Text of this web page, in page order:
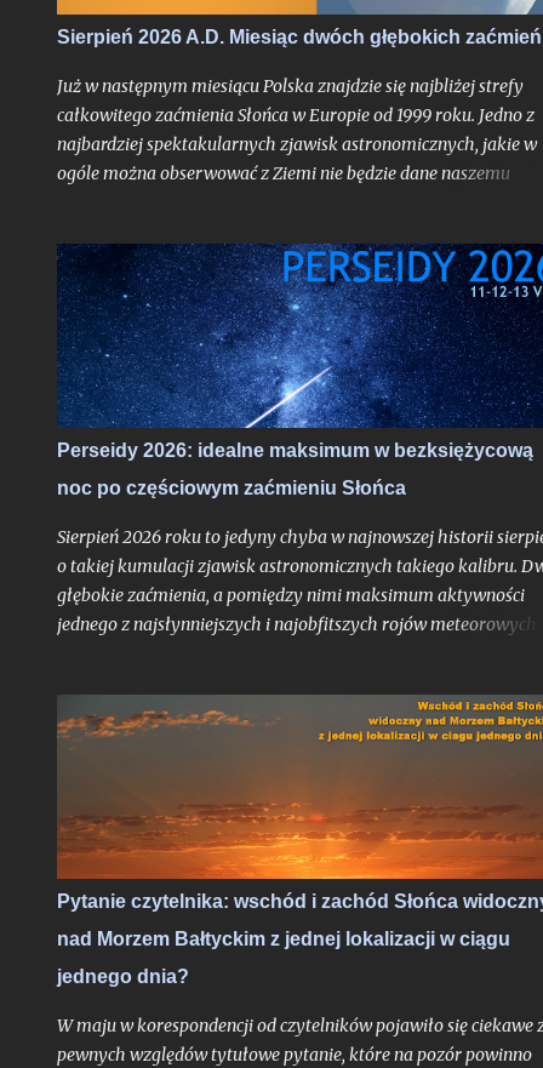
doświadczył.
Sierpień 2026 A.D. Miesiąc dwóch głębokich zaćmień
Już w następnym miesiącu Polska znajdzie się najbliżej strefy
całkowitego zaćmienia Słońca w Europie od 1999 roku. Jedno z
najbardziej spektakularnych zjawisk astronomicznych, jakie w
ogóle można obserwować z Ziemi nie będzie dane naszemu
który obszar kontynentu chodzi - spektakl ten rozegra się
innymi nad Hiszpanią. Choć faza całkowita z Polski
nie będzie, tak duża bliskość względem pasa jej widoczności
oznacza nieuchronnie, że znajdziemy się w strefie zaćmienia
częściowego o bardzo głębokiej fazie maksymalnej
do aż 87%, gdy Słońce stanie się cienkim sierpem. Jako, że
gdy nasz satelita osiągnie pełnię czeka nas częściowe zaćmienie
Księżyca - znów o bardzo głębokiej fazie maksymalnej. Oba te
zaćmienie Słońc...
Perseidy 2026: idealne maksimum w bezksiężycową
noc po częściowym zaćmieniu Słońca
Sierpień 2026 roku to jedyny chyba w najnowszej historii
o takiej kumulacji zjawisk astronomicznych takiego kalibru.
głębokie zaćmienia, a pomiędzy nimi maksimum aktywności
jednego z najsłynniejszych i najobfitszych rojów meteorowych
trudne do przebicia otwarcie nowego sezonu z nocami
astronomicznymi. Do pełni szczęścia brakowałby chyba tylko
dwóch lat - nawet takie scenariusze bywają realne. Po
zachęcie do obserwacji sierpniowych zaćmień zapraszam na
wskazówek odnośnie najbardziej lubianego przez amatorów
ujrzeć więcej, niż większość ludzi zobaczy przez całe życie.
Oczywiście jak zawsze pod głównym warunkiem: jeśli
zachmurzenie zrobi sobie od nas wakacje...
Pytanie czytelnika: wschód i zachód Słońca
nad Morzem Bałtyckim z jednej lokalizacji w ciągu
jednego dnia?
W maju w korespondencji od czytelników pojawiło się ciekawe
pewnych względów tytułowe pytanie, które na pozór powinno